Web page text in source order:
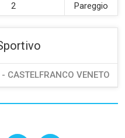
2 Pareggio
CASTELFRANCO VENETO